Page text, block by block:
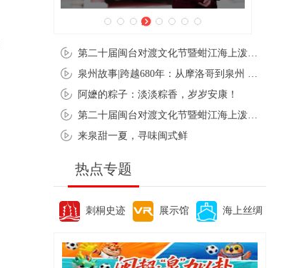
阿嬷的粽子：淡淡粽香，岁岁安康！
来泉甜一夏，寻味闽式鲜
热点专题
刺桐史迹 展示馆 海上丝绸